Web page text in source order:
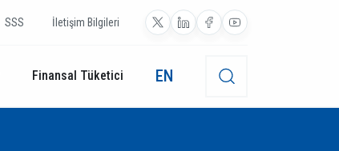
SSS İletişim Bilgileri
Finansal Tüketici EN